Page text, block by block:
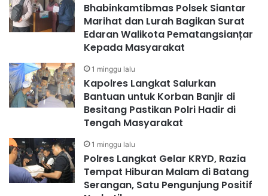
Bhabinkamtibmas Polsek Siantar
Marihat dan Lurah Bagikan Surat
Edaran Walikota Pematangsianțar
Kepada Masyarakat
1 minggu lalu
Kapolres Langkat Salurkan
Bantuan untuk Korban Banjir di
Besitang Pastikan Polri Hadir di
Tengah Masyarakat
1 minggu lalu
Polres Langkat Gelar KRYD, Razia
Tempat Hiburan Malam di Batang
Serangan, Satu Pengunjung Positif